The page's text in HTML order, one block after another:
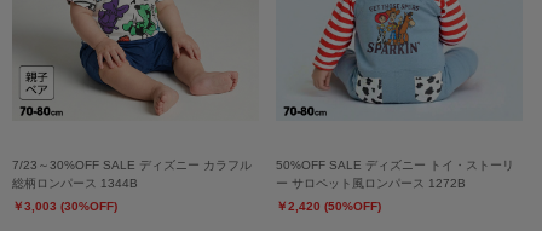
7/23～30%OFF SALE ディズニー カラフル
総柄ロンパース 1344B
￥3,003 (30%OFF)
50%OFF SALE ディズニー トイ・ストーリ
ー サロペット風ロンパース 1272B
￥2,420 (50%OFF)